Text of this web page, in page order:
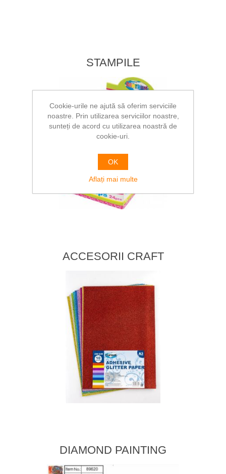
STAMPILE
ACCESORII CRAFT
DIAMOND PAINTING
Cookie-urile ne ajută să oferim serviciile
noastre. Prin utilizarea serviciilor noastre,
sunteți de acord cu utilizarea noastră de
cookie-uri.
OK
Aflați mai multe